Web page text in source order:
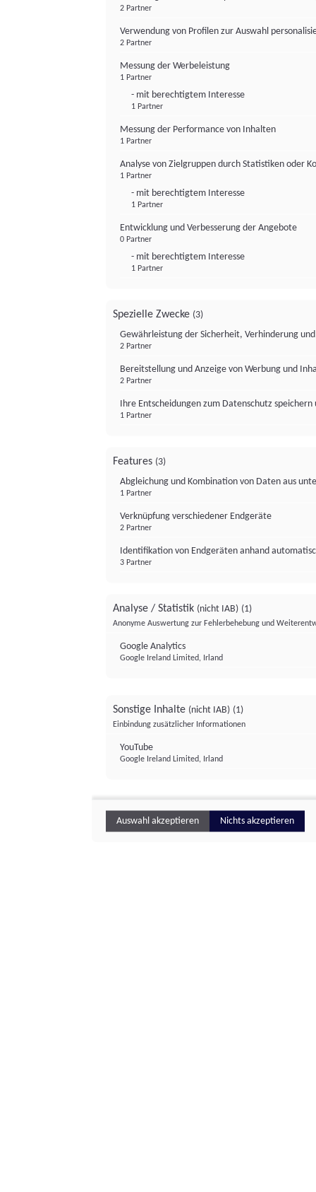
2 Partner
Verwendung von Profilen zur Auswahl
2 Partner
Messung der Werbeleistung
1 Partner
- mit berechtigtem Interesse
1 Partner
Messung der Performance von Inhalten
1 Partner
Analyse von Zielgruppen durch Statistiken oder
1 Partner
- mit berechtigtem Interesse
1 Partner
Entwicklung und Verbesserung der Angebote
0 Partner
- mit berechtigtem Interesse
1 Partner
Spezielle Zwecke (3)
Gewährleistung der Sicherheit, Verhinderung
2 Partner
Bereitstellung und Anzeige von Werbung und
2 Partner
Ihre Entscheidungen zum Datenschutz
1 Partner
Features (3)
Abgleichung und Kombination von Daten aus
1 Partner
Verknüpfung verschiedener Endgeräte
2 Partner
Identifikation von Endgeräten anhand
3 Partner
Analyse / Statistik (nicht IAB) (1)
Anonyme Auswertung zur Fehlerbehebung und
Google Analytics
Google Ireland Limited, Irland
Sonstige Inhalte (nicht IAB) (1)
Einbindung zusätzlicher Informationen
YouTube
Google Ireland Limited, Irland
Auswahl akzeptieren Nichts akzeptieren